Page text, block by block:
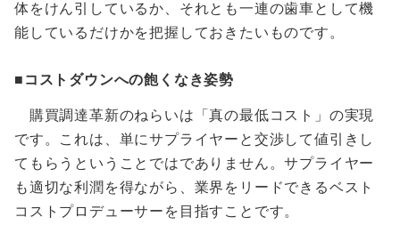
体をけん引しているか、それとも一連の歯車として機
能しているだけかを把握しておきたいものです。
■コストダウンへの飽くなき姿勢
購買調達革新のねらいは「真の最低コスト」の実現
です。これは、単にサプライヤーと交渉して値引きし
てもらうということではでありません。サプライヤー
も適切な利潤を得ながら、業界をリードできるベスト
コストプロデューサーを目指すことです。